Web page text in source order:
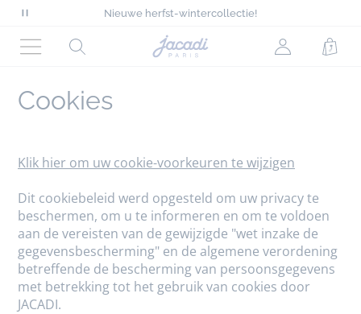
Pauzeer
scrollende
berichten
Nieuwe herfst-wintercollectie!
Gratis levering aan huis vanaf €90*
Alles met 50% op deze zomer*
Rechercher
Startpagina
van
Cookies
Klik hier om uw cookie-voorkeuren te wijzigen
Dit cookiebeleid werd opgesteld om uw privacy te
beschermen, om u te informeren en om te voldoen
aan de vereisten van de gewijzigde "wet inzake de
gegevensbescherming" en de algemene verordening
betreffende de bescherming van persoonsgegevens
met betrekking tot het gebruik van cookies door
JACADI.